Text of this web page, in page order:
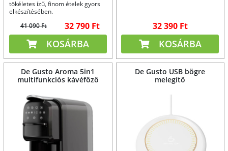
tökéletes ízű, finom ételek gyors
elkészítésében.
41 090 Ft
32 790 Ft
KOSÁRBA
32 390 Ft
KOSÁRBA
De Gusto Aroma 5in1
multifunkciós kávéfőző
De Gusto USB bögre
melegítő